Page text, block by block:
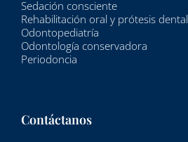
Sedación consciente
Rehabilitación oral y prótesis dental
Odontopediatría
Odontología conservadora
Periodoncia
Contáctanos